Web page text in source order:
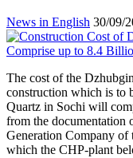
News in English 30/09/
The cost of the
construction which is to
Quartz in Sochi will
from the
Generation Company
which the CHP-plant